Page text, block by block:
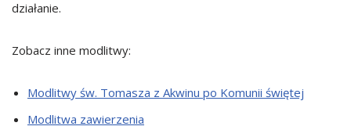
działanie.
Zobacz inne modlitwy:
Modlitwy św. Tomasza z Akwinu po Komunii świętej
Modlitwa zawierzenia